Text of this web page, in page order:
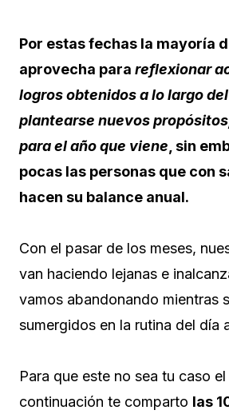
Por estas fechas la mayoría
aprovecha para reflexionar
logros obtenidos a lo largo
plantearse nuevos
para el año que viene , sin
pocas las personas que con
hacen su balance anual.
Con el pasar de los meses,
van haciendo lejanas e
vamos abandonando mientras
sumergidos en la rutina del día
Para que este no sea tu caso
continuación te comparto las